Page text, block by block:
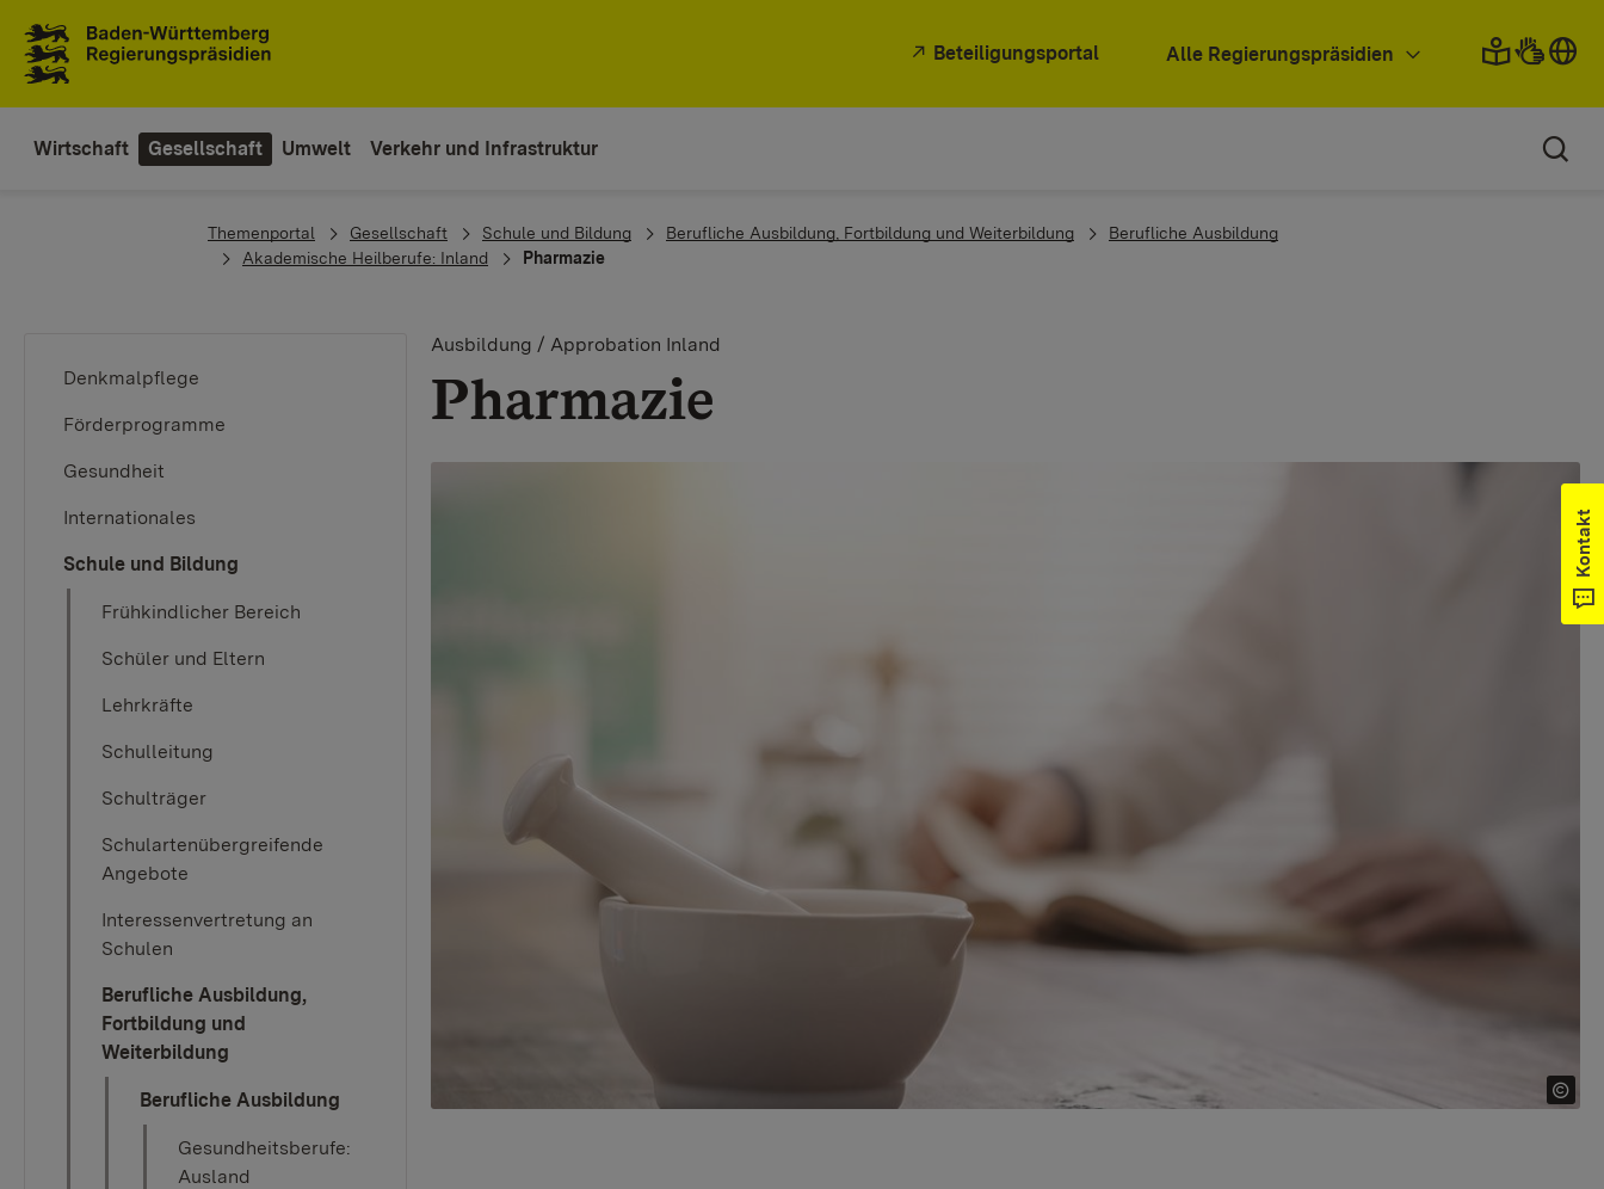
Beteiligungsportal Alle Regierungspräsidien
Wirtschaft Gesellschaft Umwelt Verkehr und Infrastruktur
You are here:
Themenportal Gesellschaft Schule und Bildung Berufliche Ausbildung, Fortbildung und Weiterbildung
Berufliche Ausbildung
Akademische Heilberufe: Inland
Pharmazie
Denkmalpflege
Förderprogramme
Gesundheit
Internationales
Schule und Bildung
Frühkindlicher Bereich
Schüler und Eltern
Lehrkräfte
Schulleitung
Schulträger
Schulartenübergreifende
Angebote
Interessenvertretung an
Schulen
Berufliche Ausbildung,
Fortbildung und
Weiterbildung
Berufliche Ausbildung
Gesundheitsberufe:
Ausland
Ausbildung / Approbation Inland
Pharmazie
Kontakt